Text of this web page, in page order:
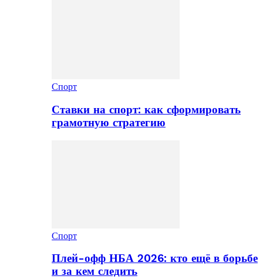
Спорт
Ставки на спорт: как сформировать
грамотную стратегию
Спорт
Плей-офф НБА 2026: кто ещё в борьбе
и за кем следить